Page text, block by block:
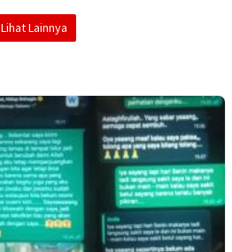
Lihat Lainnya